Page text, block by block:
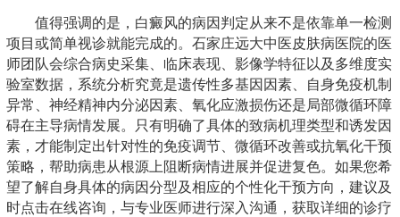
值得强调的是，白癜风的病因判定从来不是依靠单一检测
项目或简单视诊就能完成的。石家庄远大中医皮肤病医院的医
师团队会综合病史采集、临床表现、影像学特征以及多维度实
验室数据，系统分析究竟是遗传性多基因因素、自身免疫机制
异常、神经精神内分泌因素、氧化应激损伤还是局部微循环障
碍在主导病情发展。只有明确了具体的致病机理类型和诱发因
素，才能制定出针对性的免疫调节、微循环改善或抗氧化干预
策略，帮助病患从根源上阻断病情进展并促进复色。如果您希
望了解自身具体的病因分型及相应的个性化干预方向，建议及
时点击在线咨询，与专业医师进行深入沟通，获取详细的诊疗